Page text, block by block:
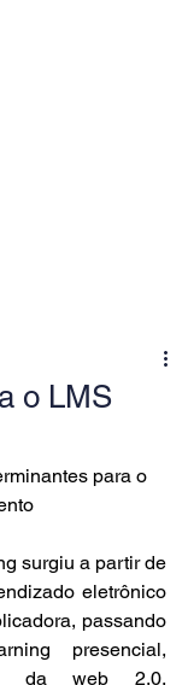
o LMS
para o
surgiu a partir de
eletrônico
passando
presencial,
da web 2.0,